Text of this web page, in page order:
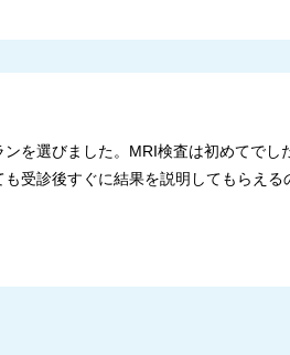
を選びました。MRI検査は初めてで
受診後すぐに結果を説明してもらえ